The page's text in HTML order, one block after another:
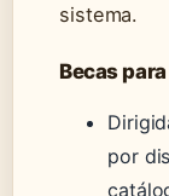
sistema.
Becas
por